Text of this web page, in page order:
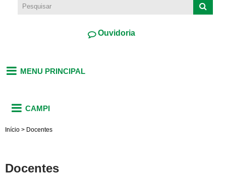
Ouvidoria
MENU PRINCIPAL
CAMPI
Início > Docentes
Docentes